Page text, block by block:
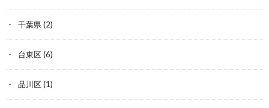
千葉県(2)
台東区(6)
品川区(1)